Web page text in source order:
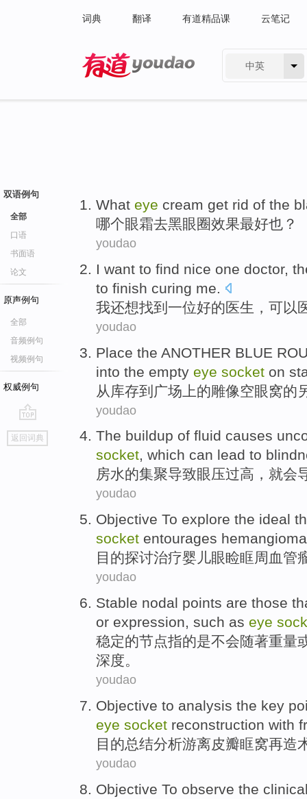
词典 翻译 有道精品课 云笔记
中英
双语例句
全部
口语
书面语
论文
原声例句
全部
音频例句
视频例句
权威例句
go
top
返回词典
What eye cream get rid of the
哪个眼霜去黑眼圈效果最好也？
youdao
I want to find nice one doctor,
to finish curing me.
我还想找到 一位好的医生 ， 可以
youdao
Place the ANOTHER BLUE
into the empty eye socket on
从 库存到 广场 上的雕像空眼窝的
youdao
The buildup of fluid causes
socket, which can lead to
房水的集聚导致眼压过高，就会
youdao
Objective To explore the ideal
socket entourages
目的探讨治疗婴儿眼睑眶周 血管
youdao
Stable nodal points are those
or expression, such as eye
稳定的节点指的是不会随著重量
深度。
youdao
Objective to analysis the key
eye socket reconstruction with
目的总结分析游离皮瓣眶窝再造
youdao
Objective To observe the